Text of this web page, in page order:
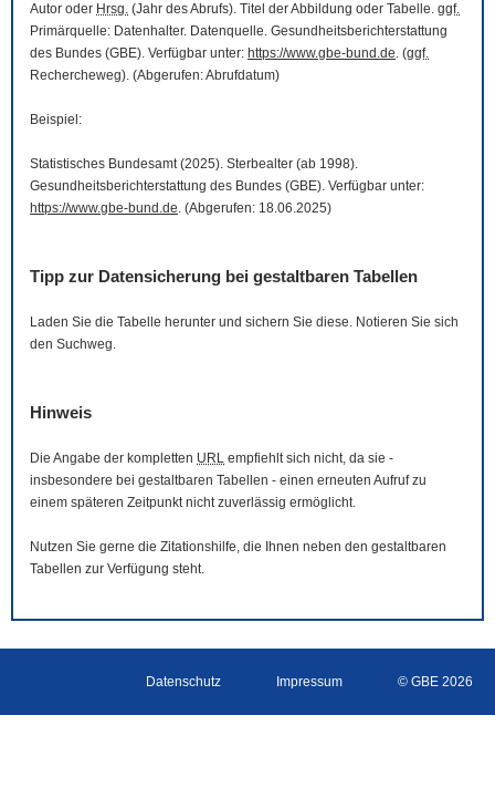
Autor oder Hrsg. (Jahr des Abrufs). Titel der Abbildung oder Tabelle. ggf.
Primärquelle: Datenhalter. Datenquelle. Gesundheitsberichterstattung
des Bundes (GBE). Verfügbar unter: https://www.gbe-bund.de. (ggf.
Rechercheweg). (Abgerufen: Abrufdatum)
Beispiel:
Statistisches Bundesamt (2025). Sterbealter (ab 1998).
Gesundheitsberichterstattung des Bundes (GBE). Verfügbar unter:
https://www.gbe-bund.de. (Abgerufen: 18.06.2025)
Tipp zur Datensicherung bei gestaltbaren Tabellen
Laden Sie die Tabelle herunter und sichern Sie diese. Notieren Sie sich
den Suchweg.
Hinweis
Die Angabe der kompletten URL empfiehlt sich nicht, da sie -
insbesondere bei gestaltbaren Tabellen - einen erneuten Aufruf zu
einem späteren Zeitpunkt nicht zuverlässig ermöglicht.
Nutzen Sie gerne die Zitationshilfe, die Ihnen neben den gestaltbaren
Tabellen zur Verfügung steht.
Datenschutz Impressum © GBE 2026